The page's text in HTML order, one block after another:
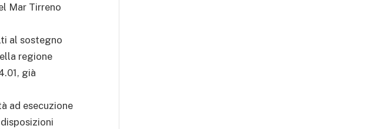
Mar Tirreno
al sostegno
regione
già
ad esecuzione